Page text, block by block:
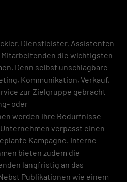
Dienstleister, Assistenten
die wichtigsten
Denn selbst unschlagbare
Kommunikation, Verkauf,
zur Zielgruppe gebracht
oder
werden ihre Bedürfnisse
verpasst einen
Kampagne. Interne
bieten zudem die
langfristig an das
Publikationen wie einem